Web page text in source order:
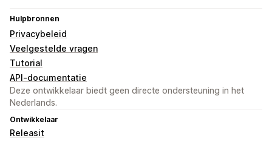
Hulpbronnen
Privacybeleid
Veelgestelde vragen
Tutorial
API-documentatie
Deze ontwikkelaar biedt geen directe ondersteuning in het
Nederlands.
Ontwikkelaar
Releasit